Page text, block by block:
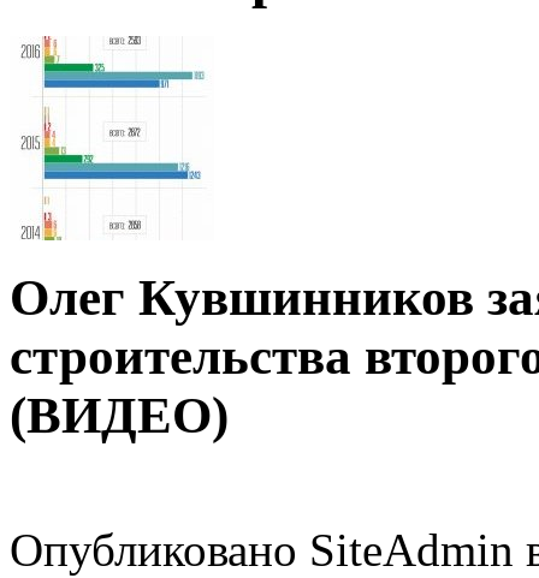
Олег Кувшинников
строительства
(ВИДЕО)
Опубликовано SiteAdmin